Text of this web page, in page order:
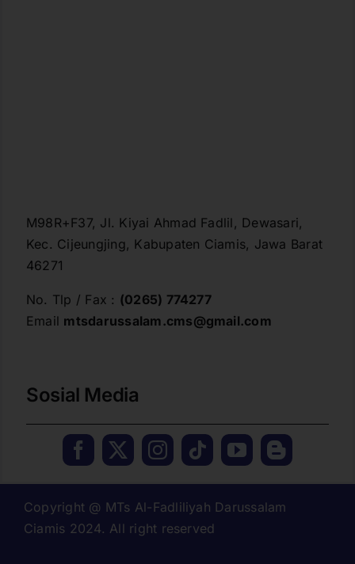
M98R+F37, Jl. Kiyai Ahmad Fadlil, Dewasari,
Kec. Cijeungjing, Kabupaten Ciamis, Jawa Barat
46271
No. Tlp / Fax : (0265) 774277
Email mtsdarussalam.cms@gmail.com
Sosial Media
Copyright @ MTs Al-Fadliliyah Darussalam
Ciamis 2024. All right reserved